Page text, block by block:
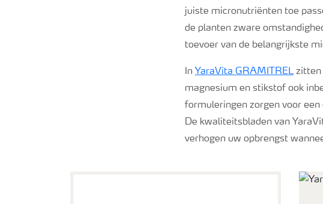
juiste micronutriënten toe
de planten zware
toevoer van de belangrijkste
In YaraVita GRAMITREL zitten
magnesium en stikstof ook
formuleringen zorgen voor
De kwaliteitsbladen van
verhogen uw opbrengst